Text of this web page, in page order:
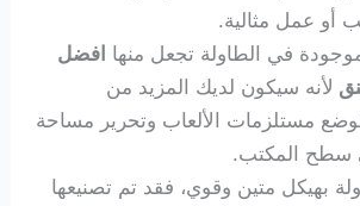
أو عمل مثالية.
في الطاولة تجعل منها افضل
لأنه سيكون لديك المزيد من
مستلزمات الألعاب وتحرير مساحة
سطح المكتب.
بهيكل متين وقوي، فقد تم تصنيعها